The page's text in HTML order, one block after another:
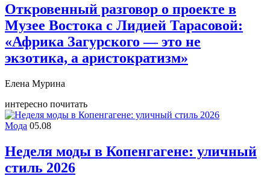
Откровенный разговор о проекте в
Музее Востока c Лидией Тарасовой:
«Африка Загурского — это не
экзотика, а аристократизм»
Елена Мурина
интересно почитать
Мода 05.08
Неделя моды в Копенгагене: уличный
стиль 2026